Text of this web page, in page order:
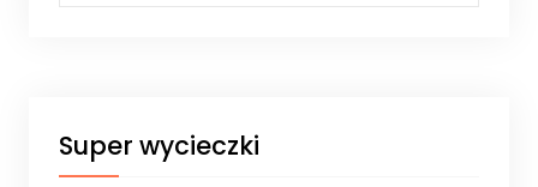
Super wycieczki